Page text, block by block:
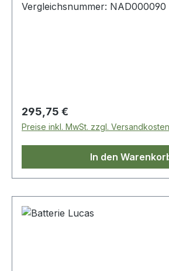
Vergleichsnummer: NAD000090
Regulärer Preis:
295,75 €
Preise inkl. MwSt. zzgl. Versandkosten
In den